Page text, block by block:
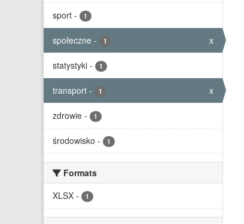
sport - 1
społeczne - 1 x
statystyki - 1
transport - 1 x
zdrowie - 1
środowisko - 1
Formats
XLSX - 1